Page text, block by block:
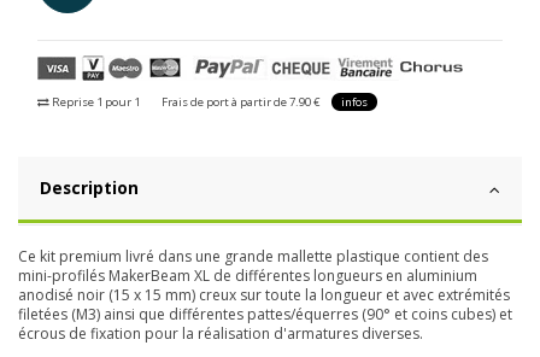
Reprise 1 pour 1 Frais de port à partir de 7.90 € infos
Description
Ce kit premium livré dans une grande mallette plastique contient des
mini-profilés MakerBeam XL de différentes longueurs en aluminium
anodisé noir (15 x 15 mm) creux sur toute la longueur et avec extrémités
filetées (M3) ainsi que différentes pattes/équerres (90° et coins cubes) et
écrous de fixation pour la réalisation d'armatures diverses.